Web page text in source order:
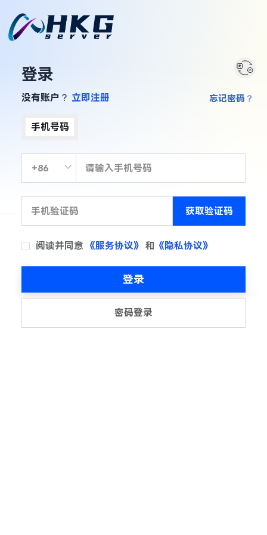
登录
没有账户？ 立即注册
手机号码
获取验证码
阅读并同意 《服务协议》 和 《隐私协议》
忘记密码？
登录
密码登录